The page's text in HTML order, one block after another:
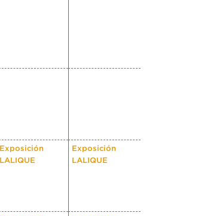
Exposición
LALIQUE
Exposición
LALIQUE